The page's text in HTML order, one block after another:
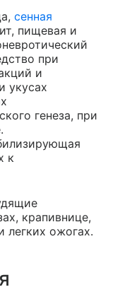
сенная
пищевая и
при
и
укусах
генеза, при
к
крапивнице,
легких ожогах.